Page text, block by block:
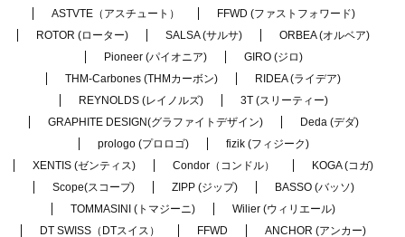
ASTVTE（アスチュート）
FFWD (ファストフォワード)
ROTOR (ローター)
SALSA (サルサ)
ORBEA (オルベア)
Pioneer (パイオニア)
GIRO (ジロ)
THM-Carbones (THMカーボン)
RIDEA (ライデア)
REYNOLDS (レイノルズ)
3T (スリーティー)
GRAPHITE DESIGN(グラファイトデザイン)
Deda (デダ)
prologo (プロロゴ)
fizik (フィジーク)
XENTIS (ゼンティス)
Condor（コンドル）
KOGA (コガ)
Scope(スコープ)
ZIPP (ジップ)
BASSO (バッソ)
TOMMASINI (トマジーニ)
Wilier (ウィリエール)
DT SWISS（DTスイス）
FFWD
ANCHOR (アンカー)